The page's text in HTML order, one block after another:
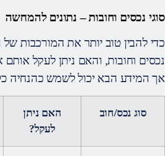
סוגי נכסים וחובות – נתונים להמחשה
כדי להבין טוב יותר את המורכבות
נכסים וחובות, והאם ניתן לעקל
אך המידע הבא יכול לשמש כהנחיה
סוג נכס/חוב
האם ניתן
לעקל?